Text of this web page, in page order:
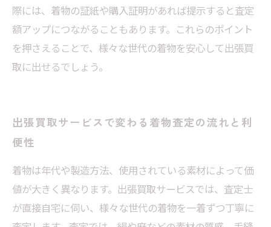
際には、着物の証紙や購入証明があれば提示すると査定
額アップにつながることもあります。これらのポイント
を押さえることで、様々な世代の着物を安心して出張買
取に出せるでしょう。
出張買取サービスで変わる着物査定の流れと利
便性
着物は年代や製造方法、使用されている素材によって価
値が大きく異なります。出張買取サービスでは、査定士
が直接自宅に伺い、様々な世代の着物を一着ずつ丁寧に